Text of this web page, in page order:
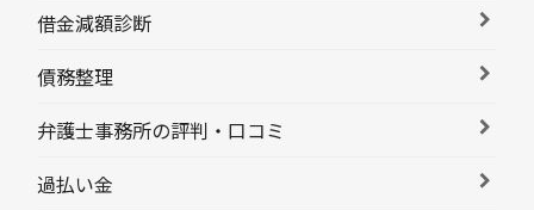
借金減額診断
債務整理
弁護士事務所の評判・口コミ
過払い金